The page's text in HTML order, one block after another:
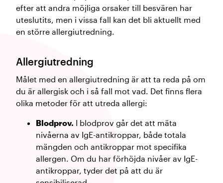
efter att andra möjliga orsaker till besvären har
uteslutits, men i vissa fall kan det bli aktuellt med
en större allergiutredning.
Allergiutredning
Målet med en allergiutredning är att ta reda på om
du är allergisk och i så fall mot vad. Det finns flera
olika metoder för att utreda allergi:
Blodprov. I blodprov går det att mäta
nivåerna av IgE-antikroppar, både totala
mängden och antikroppar mot specifika
allergen. Om du har förhöjda nivåer av IgE-
antikroppar, tyder det på att du är